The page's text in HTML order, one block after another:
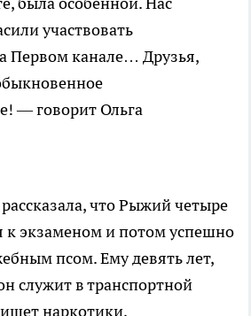
участвовать
Первом канале… Друзья,
— говорит Ольга
что Рыжий четыре
к экзаменом и потом успешно
псом. Ему девять лет,
служит в транспортной
наркотики,